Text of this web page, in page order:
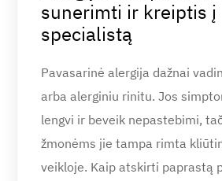
sunerimti ir kreiptis į
specialistą
Pavasarinė alergija dažnai
arba alerginiu rinitu. Jos
lengvi ir beveik nepastebimi,
žmonėms jie tampa rimta
veikloje. Kaip atskirti paprastą